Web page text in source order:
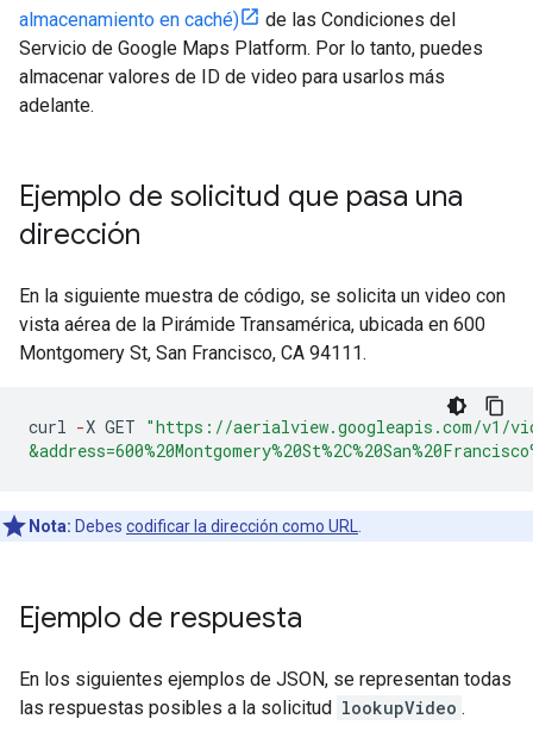
almacenamiento en caché)
de las Condiciones del
Servicio de Google Maps Platform. Por lo tanto, puedes
almacenar valores de ID de video para usarlos más
adelante.
Ejemplo de solicitud que pasa una
dirección
En la siguiente muestra de código, se solicita un video con
vista aérea de la Pirámide Transamérica, ubicada en 600
Montgomery St, San Francisco, CA 94111.
curl -X GET "https://aerialview.googleapis.com/v1/
Nota: Debes codificar la dirección como URL
Ejemplo de respuesta
En los siguientes ejemplos de JSON, se representan todas
las respuestas posibles a la solicitud lookupVideo .